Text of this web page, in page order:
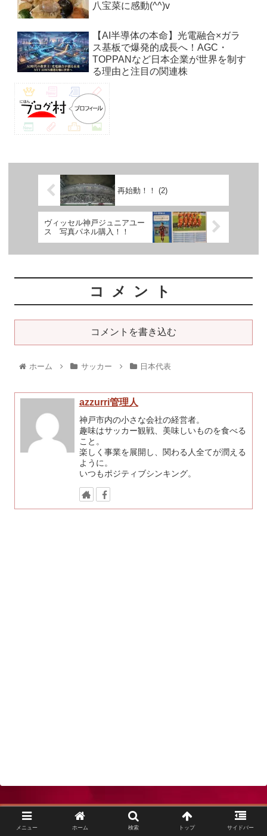
八宝菜に感動(^^)v
【AI半導体の本命】光電融合×ガラ
ス基板で爆発的成長へ！AGC・
TOPPANなど日本企業が世界を制す
る理由と注目の関連株
再始動！！ (2)
ヴィッセル神戸ジュニアユー
ス 写真パネル購入！！
コメント
コメントを書き込む
ホーム サッカー 日本代表
azzurri管理人
神戸市内の小さな会社の経営者。
趣味はサッカー観戦、美味しいものを食べる
こと。
楽しく事業を展開し、関わる人全てが潤える
ように。
いつもポジティブシンキング。
メニュー ホーム 検索 トップ サイドバー